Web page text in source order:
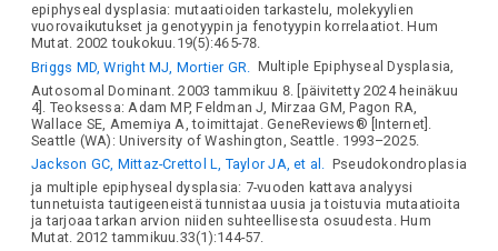
epiphyseal dysplasia: mutaatioiden tarkastelu, molekyylien
vuorovaikutukset ja genotyypin ja fenotyypin korrelaatiot. Hum
Mutat. 2002 toukokuu.19(5):465-78.
Briggs MD, Wright MJ, Mortier GR.
Multiple Epiphyseal Dysplasia,
Autosomal Dominant. 2003 tammikuu 8. [päivitetty 2024 heinäkuu
4]. Teoksessa: Adam MP, Feldman J, Mirzaa GM, Pagon RA,
Wallace SE, Amemiya A, toimittajat. GeneReviews® [Internet].
Seattle (WA): University of Washington, Seattle. 1993–2025.
Jackson GC, Mittaz-Crettol L, Taylor JA, et al. Pseudokondroplasia
ja multiple epiphyseal dysplasia: 7-vuoden kattava analyysi
tunnetuista tautigeeneistä tunnistaa uusia ja toistuvia mutaatioita
ja tarjoaa tarkan arvion niiden suhteellisesta osuudesta. Hum
Mutat. 2012 tammikuu.33(1):144-57.